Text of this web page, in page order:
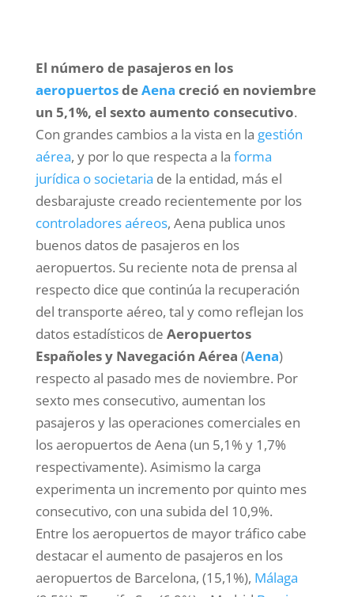
El número de pasajeros en los
aeropuertosdeAena creció en noviembre
un 5,1%, el sexto aumento consecutivo.
Con grandes cambios a la vista en la gestión
aérea, y por lo que respecta a la forma
jurídica o societaria de la entidad, más el
desbarajuste creado recientemente por los
controladores aéreos, Aena publica unos
buenos datos de pasajeros en los
aeropuertos. Su reciente nota de prensa al
respecto dice que continúa la recuperación
del transporte aéreo, tal y como reflejan los
datos estadísticos de Aeropuertos
Españoles y Navegación Aérea (Aena)
respecto al pasado mes de noviembre. Por
sexto mes consecutivo, aumentan los
pasajeros y las operaciones comerciales en
los aeropuertos de Aena (un 5,1% y 1,7%
respectivamente). Asimismo la carga
experimenta un incremento por quinto mes
consecutivo, con una subida del 10,9%.
Entre los aeropuertos de mayor tráfico cabe
destacar el aumento de pasajeros en los
aeropuertos de Barcelona, (15,1%), Málaga